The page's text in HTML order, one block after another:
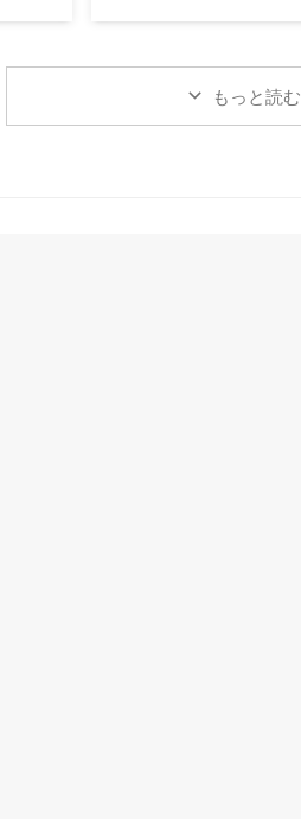
modern-mathematical-
statistics/embed/#?
もっと読む